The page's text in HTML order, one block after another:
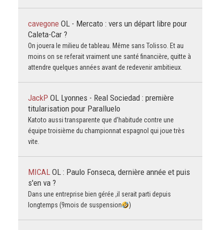
cavegone OL - Mercato : vers un départ libre pour
Caleta-Car ?
On jouera le milieu de tableau. Même sans Tolisso. Et au
moins on se referait vraiment une santé financière, quitte à
attendre quelques années avant de redevenir ambitieux.
JackP OL Lyonnes - Real Sociedad : première
titularisation pour Paralluelo
Katoto aussi transparente que d’habitude contre une
équipe troisième du championnat espagnol qui joue très
vite.
MICAL OL : Paulo Fonseca, dernière année et puis
s'en va ?
Dans une entreprise bien gérée ,il serait parti depuis
longtemps (9mois de suspension
)